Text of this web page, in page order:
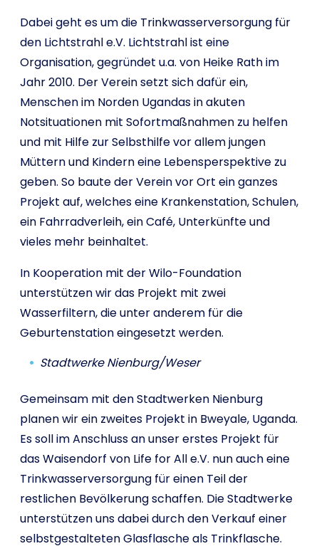
Dabei geht es um die Trinkwasserversorgung für
den Lichtstrahl e.V. Lichtstrahl ist eine
Organisation, gegründet u.a. von Heike Rath im
Jahr 2010. Der Verein setzt sich dafür ein,
Menschen im Norden Ugandas in akuten
Notsituationen mit Sofortmaßnahmen zu helfen
und mit Hilfe zur Selbsthilfe vor allem jungen
Müttern und Kindern eine Lebensperspektive zu
geben. So baute der Verein vor Ort ein ganzes
Projekt auf, welches eine Krankenstation, Schulen,
ein Fahrradverleih, ein Café, Unterkünfte und
vieles mehr beinhaltet.
In Kooperation mit der Wilo-Foundation
unterstützen wir das Projekt mit zwei
Wasserfiltern, die unter anderem für die
Geburtenstation eingesetzt werden.
Stadtwerke Nienburg/Weser
Gemeinsam mit den Stadtwerken Nienburg
planen wir ein zweites Projekt in Bweyale, Uganda.
Es soll im Anschluss an unser erstes Projekt für
das Waisendorf von Life for All e.V. nun auch eine
Trinkwasserversorgung für einen Teil der
restlichen Bevölkerung schaffen. Die Stadtwerke
unterstützen uns dabei durch den Verkauf einer
selbstgestalteten Glasflasche als Trinkflasche.